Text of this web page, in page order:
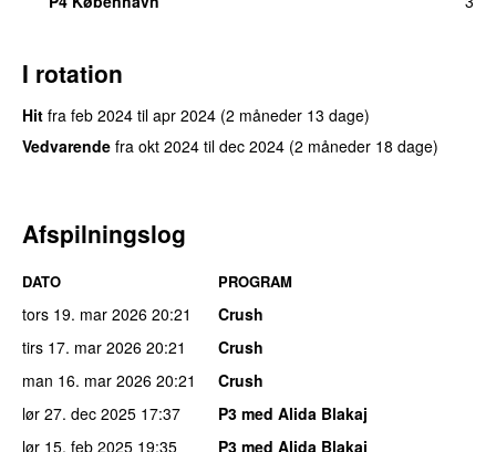
I rotation
Hit fra feb 2024 til apr 2024 (2 måneder 13 dage)
Vedvarende fra okt 2024 til dec 2024 (2 måneder 18 dage)
Afspilningslog
DATO PROGRAM
tors 19. mar 2026 20:21
Crush
tirs 17. mar 2026 20:21
Crush
man 16. mar 2026 20:21
Crush
lør 27. dec 2025 17:37
P3 med Alida Blakaj
lør 15. feb 2025 19:35
P3 med Alida Blakaj